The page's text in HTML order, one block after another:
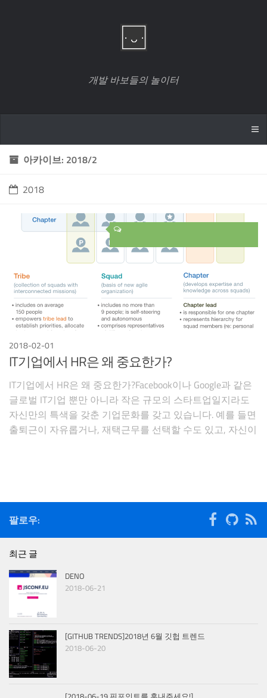
개발 바보들의 놀이터
아카이브: 2018/2
2018
2018-02-01
IT기업에서 HR은 왜 중요한가?
IT기업에서 HR은 왜 중요한가?Facebook이나 Google과 같은
글로벌 IT기업 뿐만 아니라 작은 규모의 스타트업일지라도
자신만의 특색을 갖춘 기업문화를 갖고 있습니다. 예를 들면
출퇴근이 자유롭거나, 재택근무를 선택할 수도 있고, 자신이
팔로우:
최근 글
DENO
2018-06-21
[GITHUB TRENDS]2018년 6월 깃헙 트렌드
2018-06-20